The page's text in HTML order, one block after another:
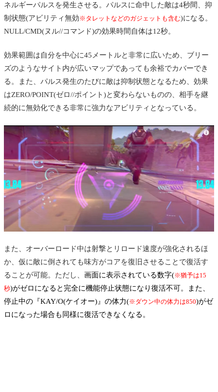
ネルギーパルスを発生させる。パルスに命中した敵は4秒間、抑
制状態(アビリティ無効 ※タレットなどのガジェットも含む)になる。
NULL/CMD(ヌル//コマンド)の効果時間自体は12秒。
効果範囲は自分を中心に45メートルと非常に広いため、ブリー
ズのようなサイト内が広いマップであっても余裕でカバーでき
る。また、パルス発生のたびに敵は抑制状態となるため、効果
はZERO/POINT(ゼロ//ポイント)と変わらないものの、相手を継
続的に無効化できる非常に強力なアビリティとなっている。
また、オーバーロード中は射撃とリロード速度が強化されるほ
か、仮に敵に倒されても味方がコアを復旧させることで復活す
ることが可能。ただし、 画面に表示されている数字(※猶予は15
秒)がゼロになると完全に機能停止状態になり復活不可。また、
停止中の『KAY/O(ケイオー)』の体力(※ダウン中の体力は850)がゼ
ロになった場合も同様に復活できなくなる。